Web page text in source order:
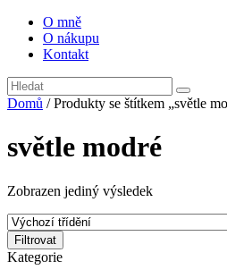
O mně
O nákupu
Kontakt
Domů / Produkty se štítkem „světle
světle modré
Zobrazen jediný výsledek
Filtrovat
Kategorie